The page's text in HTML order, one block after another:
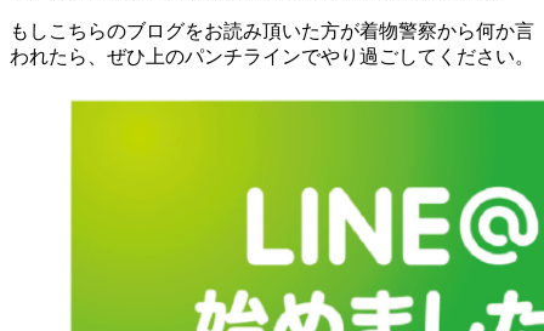
もしこちらのブログをお読み頂いた方が着物警察から何か言
われたら、ぜひ上のパンチラインでやり過ごしてください。